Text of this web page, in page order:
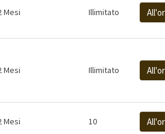
Mesi Illimitato
Mesi Illimitato
Mesi 10